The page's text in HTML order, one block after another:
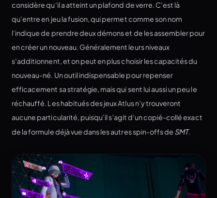
considère qu’il a atteint un plafond de verre. C’est là
qu’entre en jeu la fusion, qui permet comme son nom
l’indique de prendre deux démons et de les assembler pour
en créer un nouveau. Généralement leurs niveaux
s’additionnent, et on peut en plus choisir les capacités du
nouveau-né. Un outil indispensable pour repenser
efficacement sa stratégie, mais qui sent lui aussi un peu le
réchauffé. Les habitués des jeux Atlus n’y trouveront
aucune particularité, puisqu’il s’agit d’un copié-collé exact
de la formule déjà vue dans les autres spin-offs de SMT.